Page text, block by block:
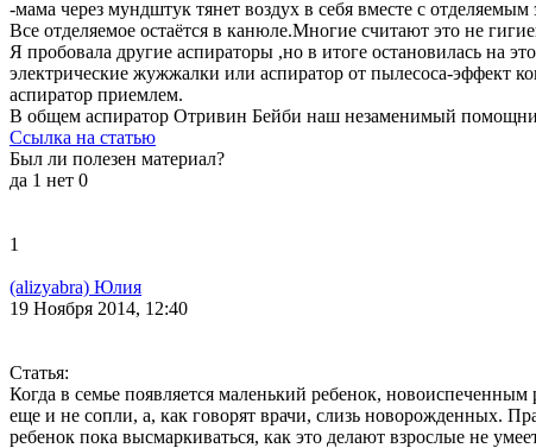
-мама через мундштук тянет воздух в себя вместе с отделяемым
Все отделяемое остаётся в канюле.Многие считают это не
Я пробовала другие аспираторы ,но в итоге остановилась на
электрические жужжалки или аспиратор от пылесоса-эффект
аспиратор приемлем.
В общем аспиратор Отривин Бейби наш незаменимый
Ссылка на статью
Был ли полезен материал?
да 1 нет 0
1
(alizyabra) Юлия
19 Ноября 2014, 12:40
Статья:
Когда в семье появляется маленький ребенок,
еще и не сопли, а, как говорят врачи, слизь новорожденных.
ребенок пока высмаркиваться, как это делают взрослые не